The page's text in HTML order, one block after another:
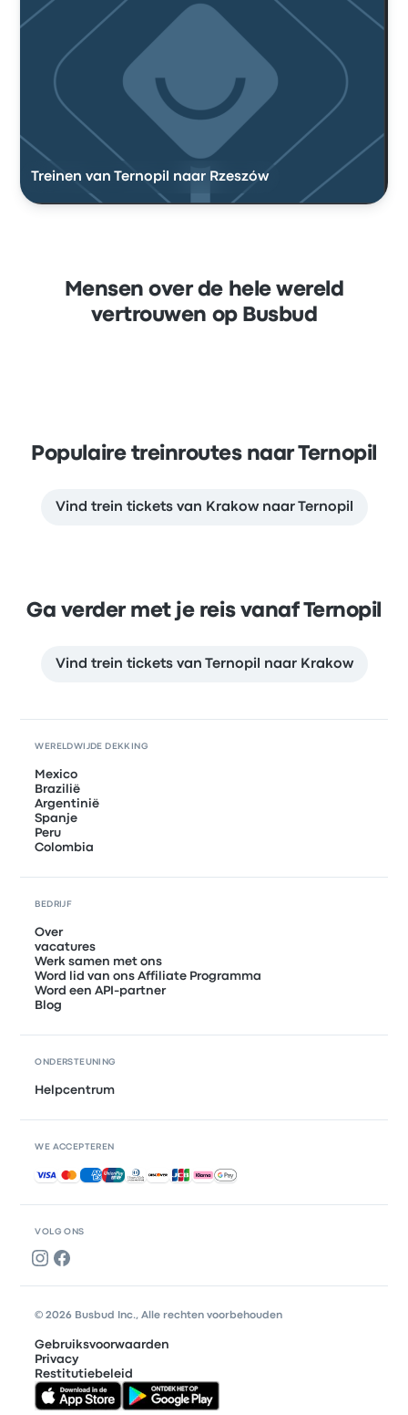
Treinen van Ternopil naar Rzeszów
Mensen over de hele wereld
vertrouwen op Busbud
Populaire treinroutes naar Ternopil
Vind trein tickets van Krakow naar Ternopil
Ga verder met je reis vanaf Ternopil
Vind trein tickets van Ternopil naar Krakow
VOLG ONS
WERELDWIJDE DEKKING
Mexico
Brazilië
Argentinië
Spanje
Peru
Colombia
BEDRIJF
Over
vacatures
Werk samen met ons
Word lid van ons Affiliate Programma
Word een API-partner
Blog
ONDERSTEUNING
Helpcentrum
WE ACCEPTEREN
Geaccepteerde betalingen
© 2026 Busbud Inc., Alle rechten voorbehouden
Gebruiksvoorwaarden
Privacy
Restitutiebeleid